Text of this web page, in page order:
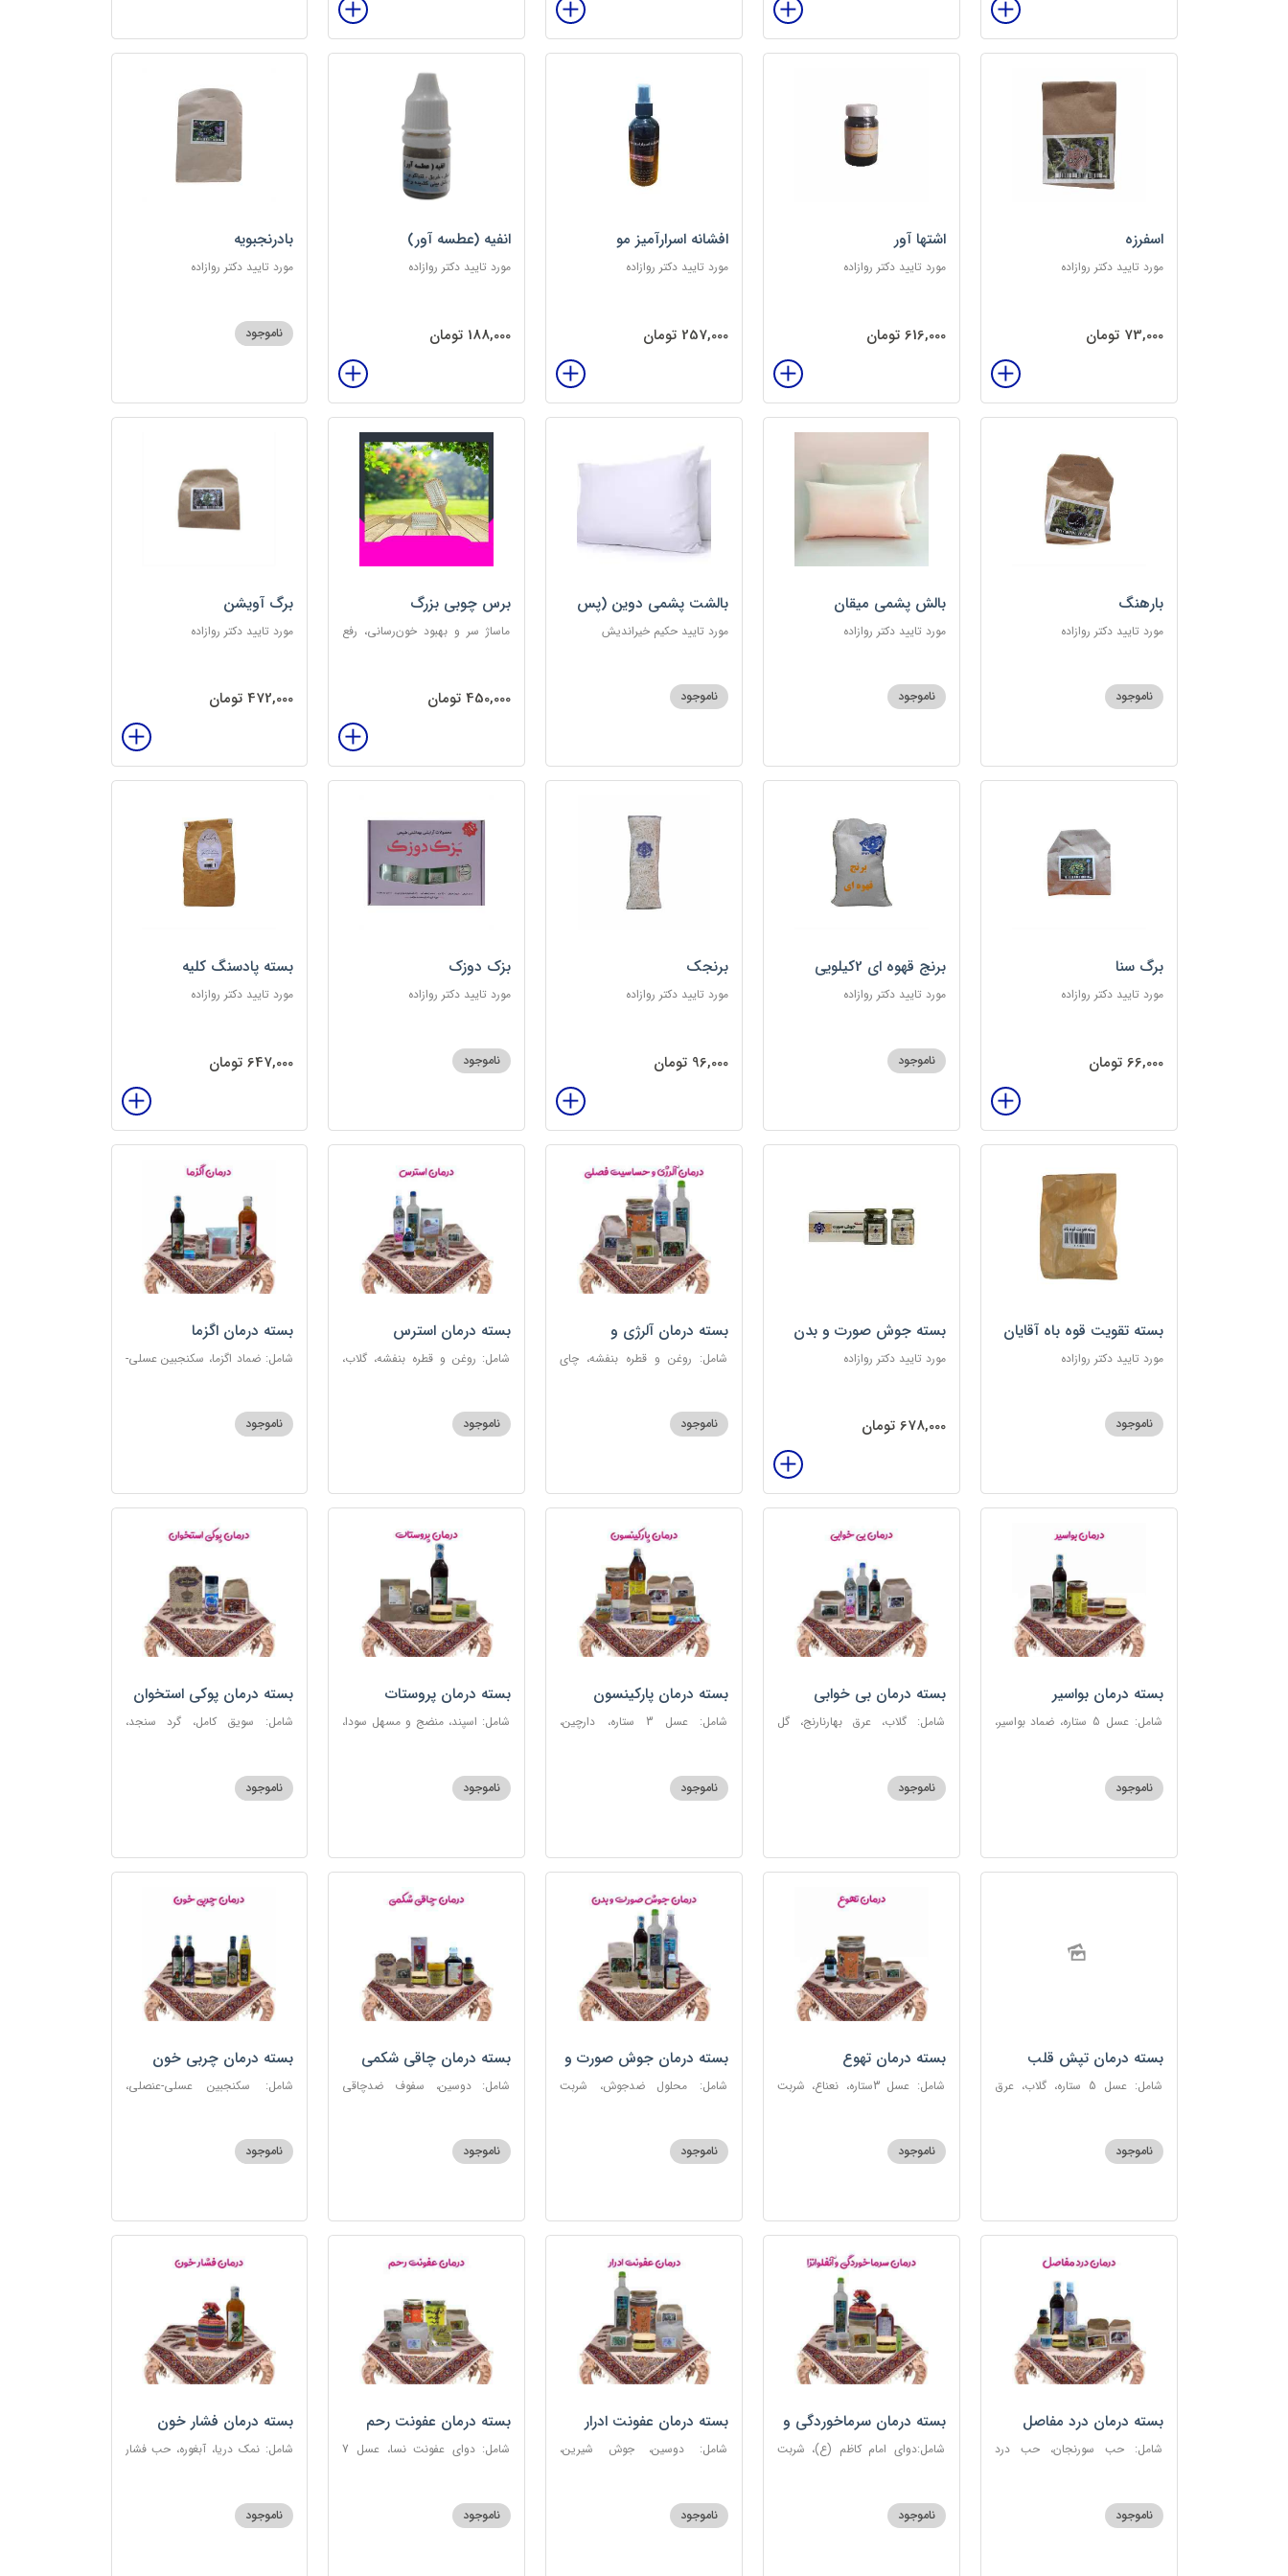
اسفرزه
مورد تایید دکتر روازاده
73,000 تومان
اشتها آور
مورد تایید دکتر روازاده
616,000 تومان
افشانه اسرارآمیز مو
مورد تایید دکتر روازاده
257,000 تومان
انفیه (عطسه آور)
مورد تایید دکتر روازاده
188,000 تومان
بادرنجبویه
مورد تایید دکتر روازاده
ناموجود
بارهنگ
مورد تایید دکتر روازاده
ناموجود
بالش پشمی میقان
مورد تایید دکتر روازاده
ناموجود
بالشت پشمی دوین (پس
کرایه)
مورد تایید حکیم خیراندیش
ناموجود
برس چوبی بزرگ
ماساژ سر و بهبود خون‌رسانی، رفع
450,000 تومان
برگ آویشن
مورد تایید دکتر روازاده
472,000 تومان
برگ سنا
مورد تایید دکتر روازاده
66,000 تومان
برنج قهوه ای 2کیلویی
مورد تایید دکتر روازاده
ناموجود
برنجک
مورد تایید دکتر روازاده
96,000 تومان
بزک دوزک
مورد تایید دکتر روازاده
ناموجود
بسته پادسنگ کلیه
مورد تایید دکتر روازاده
647,000 تومان
بسته تقویت قوه باه آقایان
مورد تایید دکتر روازاده
ناموجود
بسته جوش صورت و بدن
مورد تایید دکتر روازاده
678,000 تومان
بسته درمان آلرژی و
حساسیت فصلی
شامل: روغن و قطره بنفشه، چای
3 ستاره ناموجود
بسته درمان استرس
شامل: روغن و قطره بنفشه، گلاب،
گل، بهارنارنج، چای مبارک
ناموجود
بسته درمان اگزما
شامل: ضماد اگزما، سکنجبین عسلی-
110ناموجود
بسته درمان بواسیر
شامل: عسل 5 ستاره، ضماد بواسیر،
ناموجود
بسته درمان بی خوابی
شامل: گلاب، عرق بهارنارنج، گل
ناموجود
بسته درمان پارکینسون
شامل: عسل 3 ستاره، دارچین،
گل، حب تقویت حافظه
ناموجود
بسته درمان پروستات
شامل: اسپند، منضج و مسهل سودا،
ناموجود
بسته درمان پوکی استخوان
شامل: سویق کامل، گرد سنجد،
ناموجود
بسته درمان تپش قلب
شامل: عسل 5 ستاره، گلاب، عرق
ناموجود
بسته درمان تهوع
شامل: عسل 3ستاره، نعناع، شربت
ناموجود
بسته درمان جوش صورت و
بدن
شامل: محلول ضدجوش، شربت
خاکشیر، صابون شغاری قهوه ای،
روغن و قطره بنفشه
ناموجود
بسته درمان چاقی شکمی
شامل: دوسین، سفوف ضدچاقی
ناموجود
بسته درمان چربی خون
شامل: سکنجبین عسلی-عنصلی،
ناموجود
بسته درمان درد مفاصل
شامل: حب سورنجان، حب درد
دوغ شتر، روغن گرم کد123
ناموجود
بسته درمان سرماخوردگی و
آنفلوانزا
شامل:دوای امام کاظم (ع)، شربت
دریاناموجود
بسته درمان عفونت ادرار
شامل: دوسین، جوش شیرین،
ناموجود
بسته درمان عفونت رحم
شامل: دوای عفونت نسا، عسل 7
اعلاناموجود
بسته درمان فشار خون
شامل: نمک دریا، آبغوره، حب فشار
ناموجود